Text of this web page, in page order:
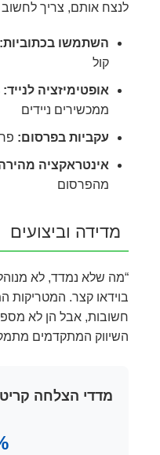
לנצח אותם, צריך
השתמשו בכתוביות:
קול
אופטימיזציה לנייד:
ממכשירים ניידים
עקביות בפרסום:
אינטראקציה
מהפרסום
מדידה וביצועים
“מה שלא נמדד, לא
בוידאו קצר. המטריקות
חשובות, אבל הן לא
השיווק המתקדמים
מדדי הצלחה